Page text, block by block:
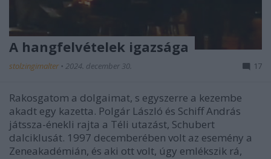
A hangfelvételek igazsága
stolzingimalter • 2024. december 30. 17
Rakosgatom a dolgaimat, s egyszerre a kezembe
akadt egy kazetta. Polgár László és Schiff András
játssza-énekli rajta a Téli utazást, Schubert
dalciklusát. 1997 decemberében volt az esemény a
Zeneakadémián, és aki ott volt, úgy emlékszik rá,